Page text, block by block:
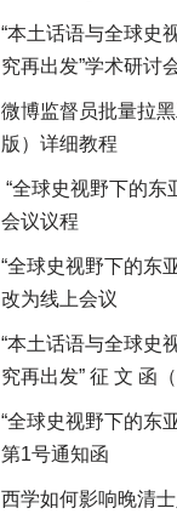
“本土话语与全球史
究再出发”学术研讨
微博监督员批量拉
版）详细教程
“全球史视野下的东
会议议程
“全球史视野下的东
改为线上会议
“本土话语与全球史
究再出发” 征 文 函
“全球史视野下的东
第1号通知函
西学如何影响晚清